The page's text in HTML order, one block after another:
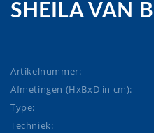
SHEILA VAN
Artikelnummer:
Afmetingen (HxBxD in cm):
Type:
Techniek: